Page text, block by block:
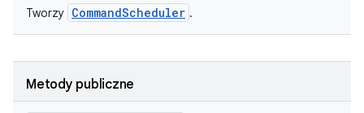
Tworzy CommandScheduler .
Metody publiczne